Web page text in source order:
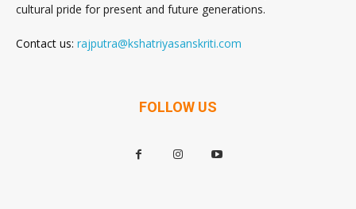
cultural pride for present and future generations.
Contact us: rajputra@kshatriyasanskriti.com
FOLLOW US